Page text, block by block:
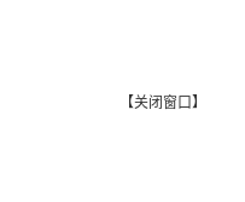
【关闭窗口】